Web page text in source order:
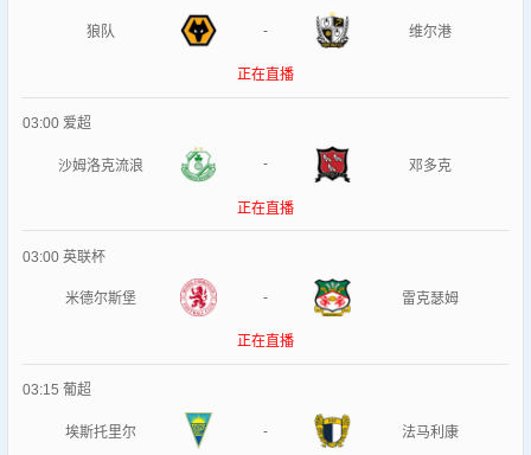
狼队 - 维尔港
正在直播
03:00 爱超
沙姆洛克流浪 - 邓多克
正在直播
03:00 英联杯
米德尔斯堡 - 雷克瑟姆
正在直播
03:15 葡超
埃斯托里尔 - 法马利康